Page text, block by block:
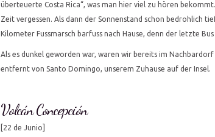
überteuerte Costa Rica“, was man hier viel zu hören
Zeit vergessen. Als dann der Sonnenstand schon bedrohlich
Kilometer Fussmarsch barfuss nach Hause, denn der letzte
Als es dunkel geworden war, waren wir bereits im
entfernt von Santo Domingo, unserem Zuhause auf der Insel.
Volcán Concepción
[22 de Junio]